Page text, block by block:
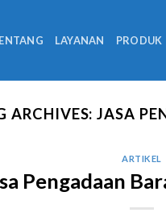
LAYANAN PRODUK
ARCHIVES:JASA
ARTIKEL
Pengadaan